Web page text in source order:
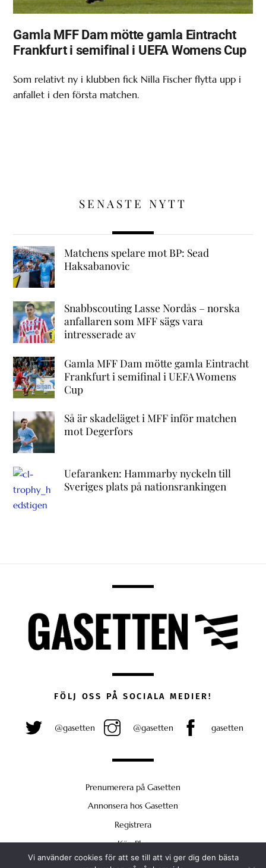
Gamla MFF Dam mötte gamla Eintracht
Frankfurt i semifinal i UEFA Womens Cup
Som relativt ny i klubben fick Nilla Fischer flytta upp i
anfallet i den första matchen.
SENASTE NYTT
Matchens spelare mot BP: Sead
Haksabanovic
Snabbscouting Lasse Nordås – norska
anfallaren som MFF sägs vara
intresserade av
Gamla MFF Dam mötte gamla Eintracht
Frankfurt i semifinal i UEFA Womens
Cup
Så är skadeläget i MFF inför matchen
mot Degerfors
Uefaranken: Hammarby nyckeln till
Sveriges plats på nationsrankingen
FÖLJ OSS PÅ SOCIALA MEDIER!
@gasetten @gasetten gasetten
Prenumerera på Gasetten
Annonsera hos Gasetten
Registrera
Köp Plus
Vi använder cookies för att se till att vi ger dig den bästa